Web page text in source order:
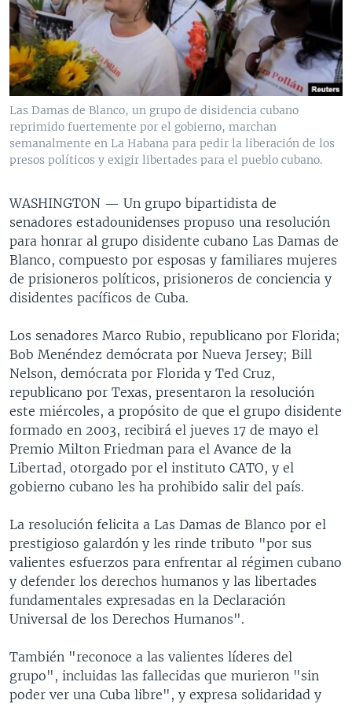
VENEZUELA
BRASIL
NICARAGUA
ECONOMÍA
ENTRETENIMIENTO Y CULTURA
TECNOLOGÍA
DEPORTES
CIENCIA Y SALUD
MULTIMEDIA
VIDEOS
FOTOGRAFÍA
AUDIOS
PROGRAMAS TV
EL MUNDO AL DÍA
FORO INTERAMERICANO
VISIÓN 360
LAS CLAVES
RADIO
AVANCE INFORMATIVO
AUDIONOTICIAS
BUENOS DÍAS AMÉRICA
EL MUNDO AL DÍA [RADIO]
FORO [RADIO]
DEPORTIVO INTERNACIONAL
NOTA ECONÓMICA
DIRECT
DOCUMENTALES DE LA VOA
Learning English
SÍGANOS
Idiomas
Las Damas de Blanco, un grupo de disidencia cubano
reprimido fuertemente por el gobierno, marchan
semanalmente en La Habana para pedir la liberación de los
presos políticos y exigir libertades para el pueblo cubano.
WASHINGTON — Un grupo bipartidista de
senadores estadounidenses propuso una resolución
para honrar al grupo disidente cubano Las Damas de
Blanco, compuesto por esposas y familiares mujeres
de prisioneros políticos, prisioneros de conciencia y
disidentes pacíficos de Cuba.
Los senadores Marco Rubio, republicano por Florida;
Bob Menéndez demócrata por Nueva Jersey; Bill
Nelson, demócrata por Florida y Ted Cruz,
republicano por Texas, presentaron la resolución
este miércoles, a propósito de que el grupo disidente
formado en 2003, recibirá el jueves 17 de mayo el
Premio Milton Friedman para el Avance de la
Libertad, otorgado por el instituto CATO, y el
gobierno cubano les ha prohibido salir del país.
La resolución felicita a Las Damas de Blanco por el
prestigioso galardón y les rinde tributo "por sus
valientes esfuerzos para enfrentar al régimen cubano
y defender los derechos humanos y las libertades
fundamentales expresadas en la Declaración
Universal de los Derechos Humanos".
También "reconoce a las valientes líderes del
grupo", incluidas las fallecidas que murieron "sin
poder ver una Cuba libre", y expresa solidaridad y